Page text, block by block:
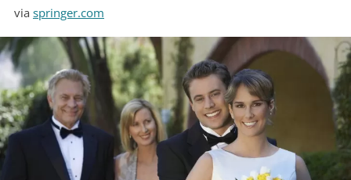
via springer.com